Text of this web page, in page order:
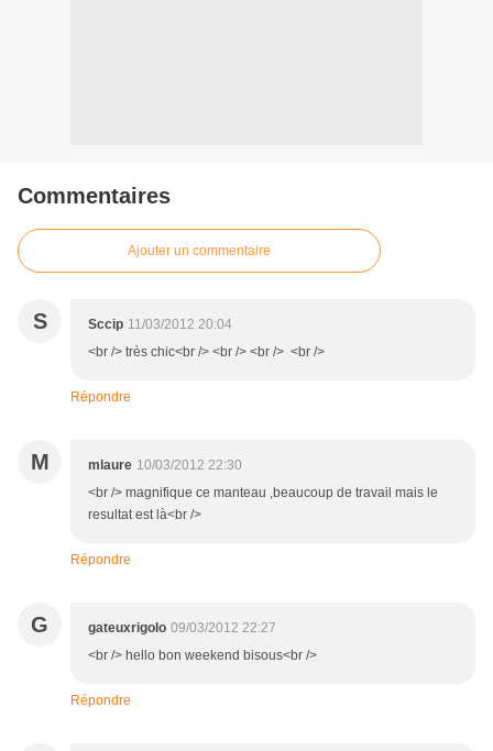
Commentaires
Ajouter un commentaire
S Sccip 11/03/2012 20:04
<br /> très chic<br /> <br /> <br /> <br />
Répondre
M mlaure 10/03/2012 22:30
<br /> magnifique ce manteau ,beaucoup de travail mais le
resultat est là<br />
Répondre
G gateuxrigolo 09/03/2012 22:27
<br /> hello bon weekend bisous<br />
Répondre